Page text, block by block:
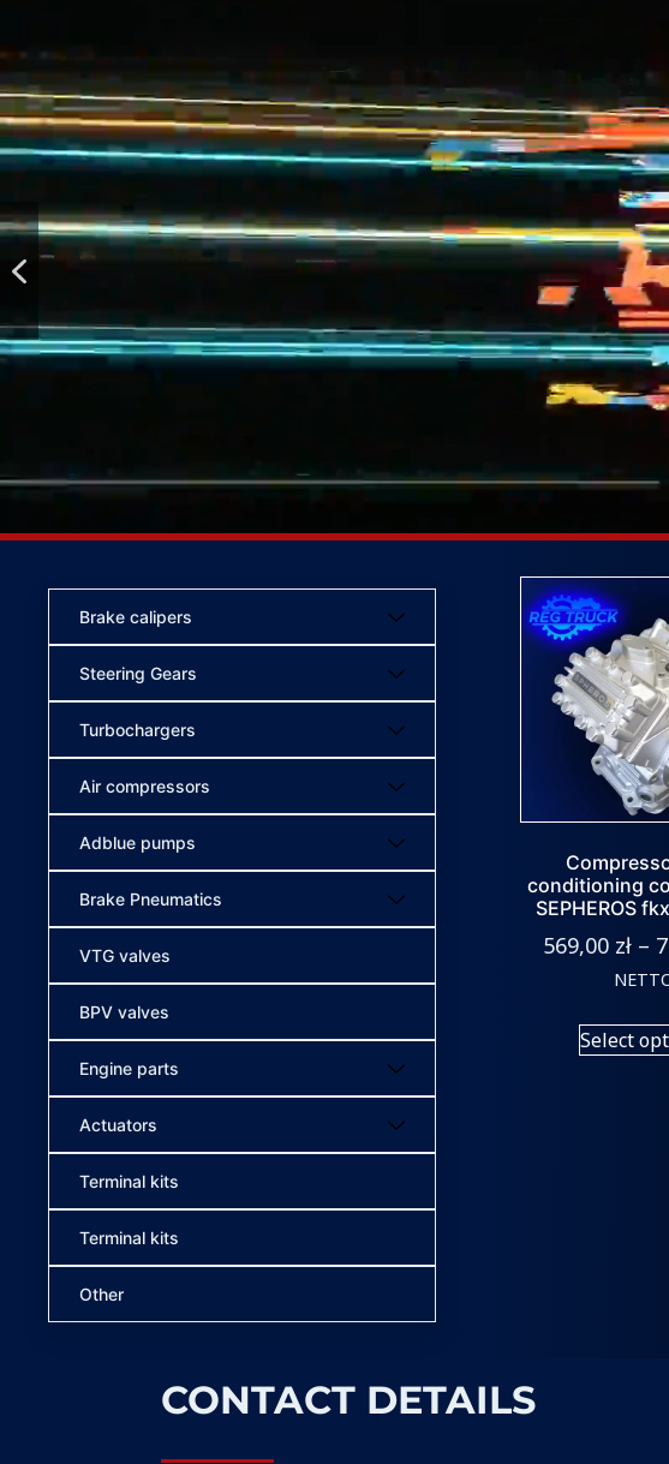
Brake calipers
Steering Gears
Turbochargers
Air compressors
Adblue pumps
Brake Pneumatics
VTG valves
BPV valves
Engine parts
Actuators
Terminal kits
Terminal kits
Other
conditioning
SEPHEROS
569,00 zł –
Select
CONTACT DETAILS